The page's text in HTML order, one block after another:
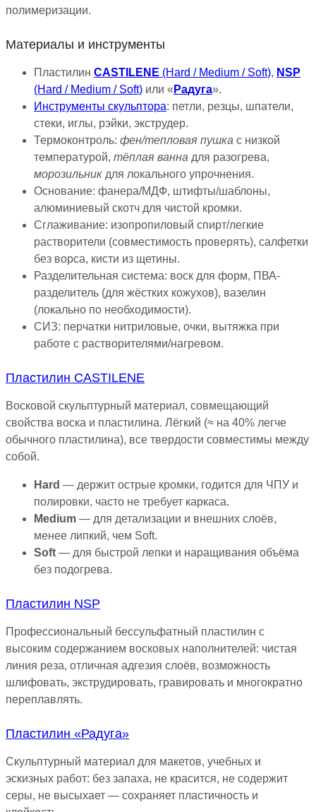
полимеризации.
Материалы и инструменты
Пластилин CASTILENE (Hard / Medium / Soft), NSP
(Hard / Medium / Soft) или « Радуга».
Инструменты скульптора: петли, резцы, шпатели,
стеки, иглы, рэйки, экструдер.
Термоконтроль: фен/тепловая пушка с низкой
температурой, тёплая ванна для разогрева,
морозильник для локального упрочнения.
Основание: фанера/МДФ, штифты/шаблоны,
алюминиевый скотч для чистой кромки.
Сглаживание: изопропиловый спирт/легкие
растворители (совместимость проверять), салфетки
без ворса, кисти из щетины.
Разделительная система: воск для форм, ПВА-
разделитель (для жёстких кожухов), вазелин
(локально по необходимости).
СИЗ: перчатки нитриловые, очки, вытяжка при
работе с растворителями/нагревом.
Пластилин CASTILENE
Восковой скульптурный материал, совмещающий
свойства воска и пластилина. Лёгкий (≈ на 40% легче
обычного пластилина), все твердости совместимы между
собой.
Hard — держит острые кромки, годится для ЧПУ и
полировки, часто не требует каркаса.
Medium — для детализации и внешних слоёв,
менее липкий, чем Soft.
Soft — для быстрой лепки и наращивания объёма
без подогрева.
Пластилин NSP
Профессиональный бессульфатный пластилин с
высоким содержанием восковых наполнителей: чистая
линия реза, отличная адгезия слоёв, возможность
шлифовать, экструдировать, гравировать и многократно
переплавлять.
Пластилин «Радуга»
Скульптурный материал для макетов, учебных и
эскизных работ: без запаха, не красится, не содержит
серы, не высыхает — сохраняет пластичность и